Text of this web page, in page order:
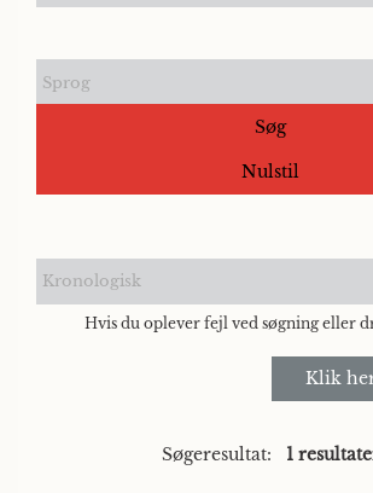
Sprog
Søg
Nulstil
Kronologisk
Hvis du oplever fejl ved søgning eller
Klik
Søgeresultat: 1